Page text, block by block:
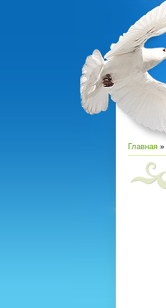
Главная »